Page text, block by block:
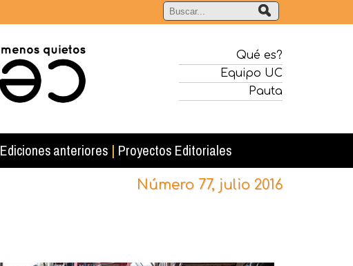
Qué es?
Equipo UC
Pauta
Ediciones anteriores | Proyectos Editoriales
Número 77, julio 2016